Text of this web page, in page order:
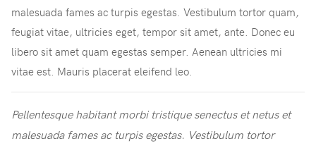
malesuada fames ac turpis egestas. Vestibulum tortor quam,
feugiat vitae, ultricies eget, tempor sit amet, ante. Donec eu
libero sit amet quam egestas semper. Aenean ultricies mi
vitae est. Mauris placerat eleifend leo.
Pellentesque habitant morbi tristique senectus et netus et
malesuada fames ac turpis egestas. Vestibulum tortor